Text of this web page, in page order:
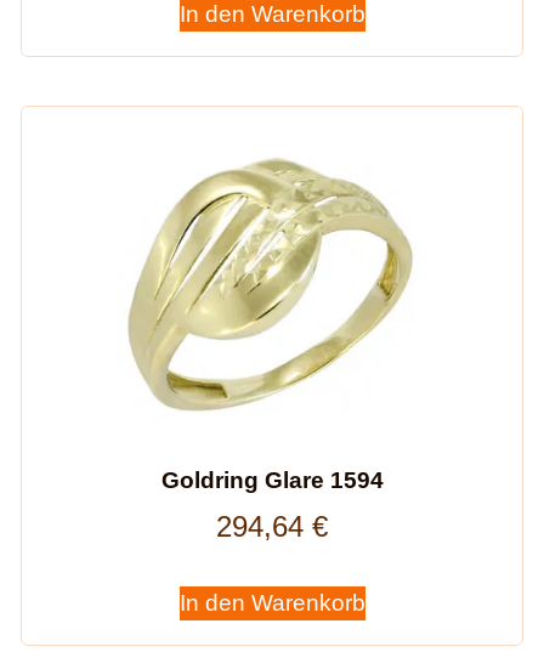
In den Warenkorb
Goldring Glare 1594
294,64 €
In den Warenkorb